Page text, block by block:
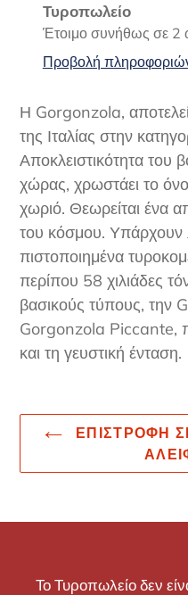
προϊόντος
καλάθι
Τυροπωλείο
Έτοιμο συνήθως σε 2
Προβολή
Η Gorgonzola,
της Ιταλίας στην
Αποκλειστικότητα του
χώρας, χρωστάει το
χωριό. Θεωρείται ένα
του κόσμου. Υπάρχουν
πιστοποιημένα
περίπου 58 χιλιάδες
βασικούς τύπους, την
Gorgonzola Piccante,
και τη γευστική ένταση.
ΕΠΙΣΤΡΟΦΉ
Το Τυροπωλείο δεν